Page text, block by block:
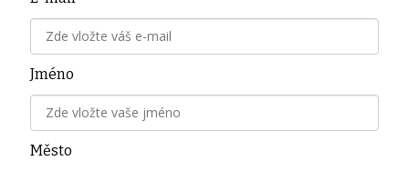
Jméno
Město